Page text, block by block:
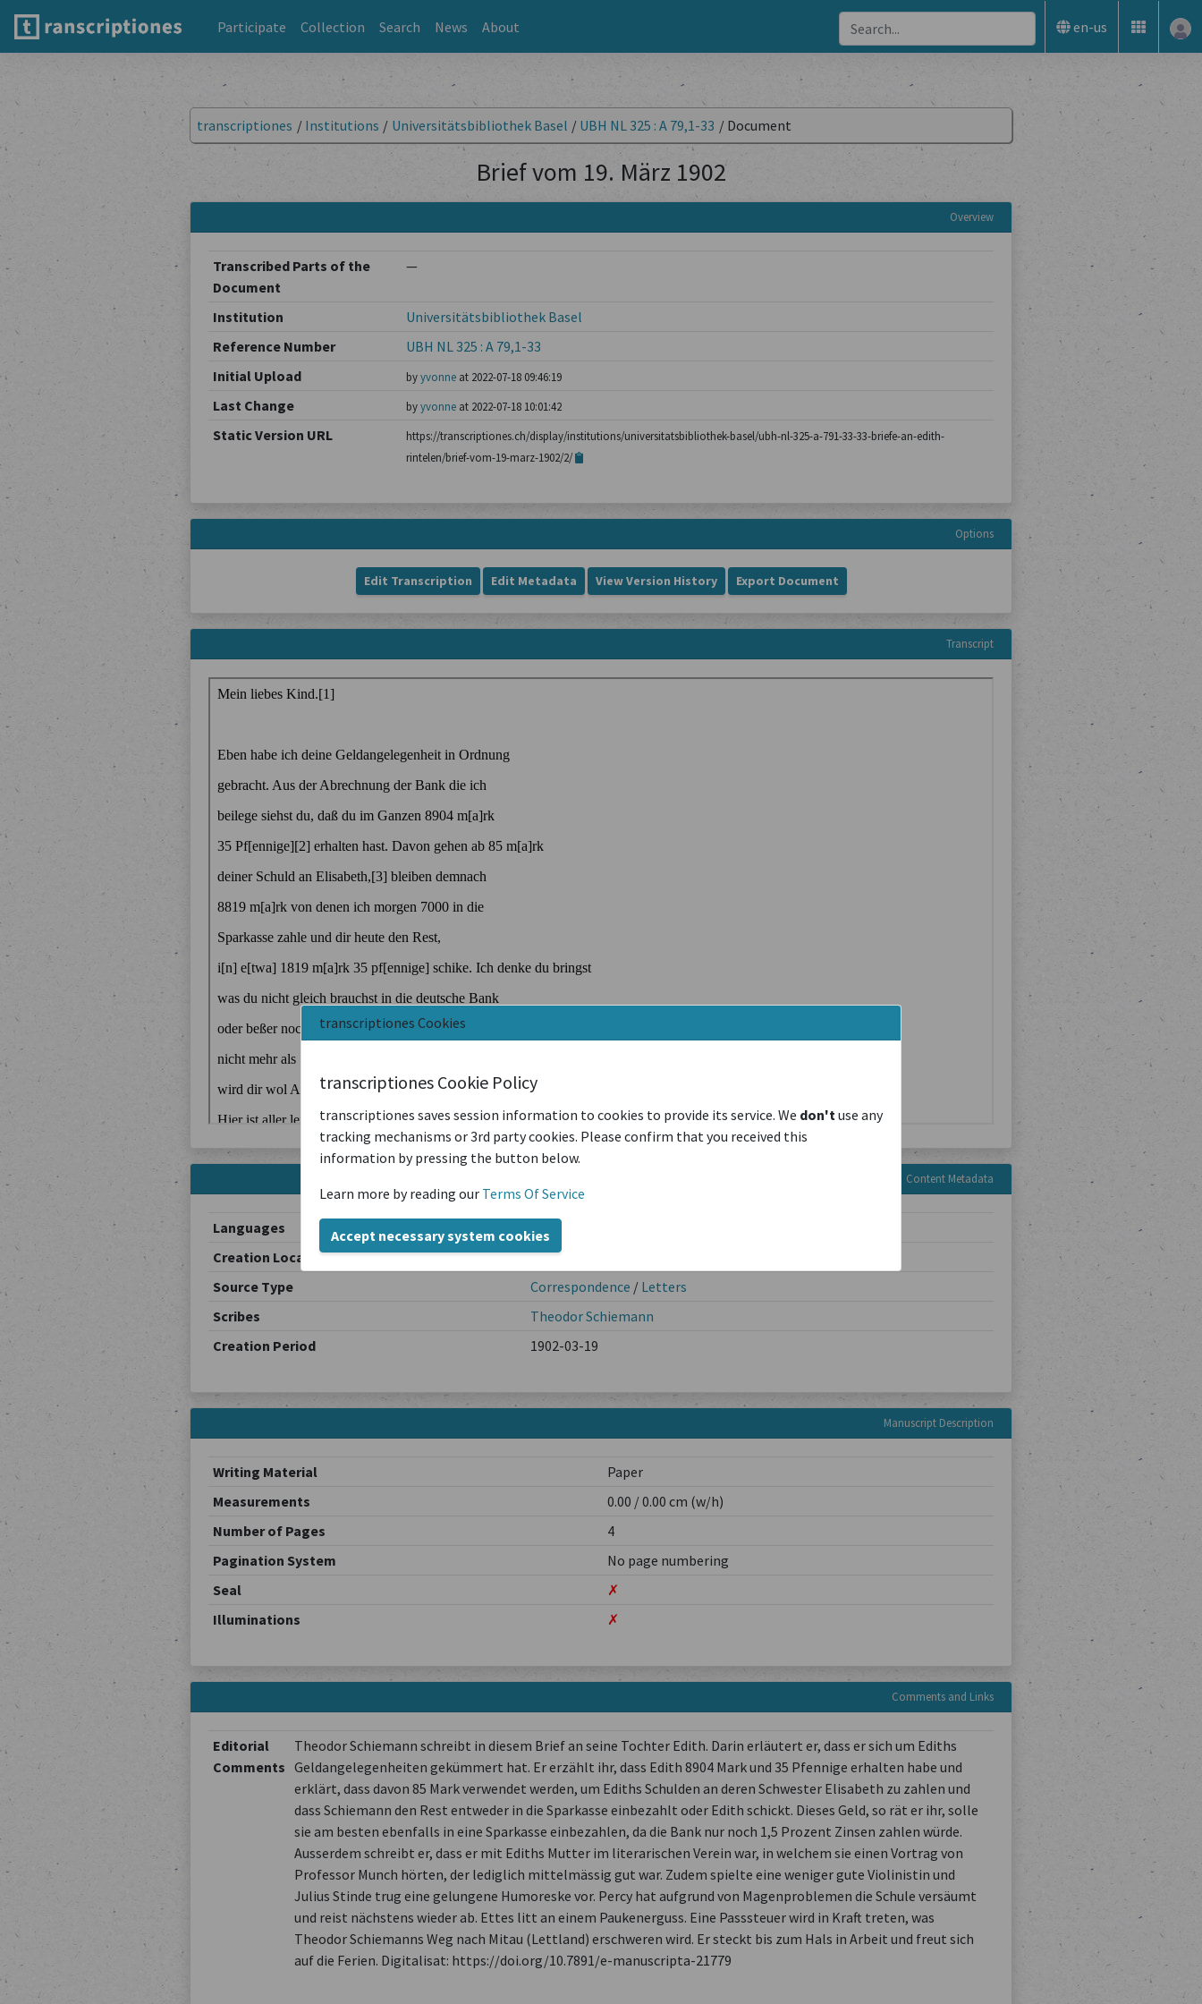
Participate Collection Search News About en-us
transcriptiones Cookies
transcriptiones Cookie Policy
transcriptiones saves session information to cookies to provide its service. We don't use any
tracking mechanisms or 3rd party cookies. Please confirm that you received this
information by pressing the button below.
Learn more by reading our Terms Of Service
Accept necessary system cookies
transcriptiones / Institutions / Universitätsbibliothek Basel / UBH NL 325 : A 79,1-33 / Document
Brief vom 19. März 1902
Overview
Transcribed Parts of the
Document
—
Institution
Universitätsbibliothek Basel
Reference Number
UBH NL 325 : A 79,1-33
Initial Upload
byyvonneat 2022-07-18 09:46:19
Last Change byyvonneat 2022-07-18 10:01:42
Static Version URL
https://transcriptiones.ch/display/institutions/universitatsbibliothek-basel/ubh-nl-325-a-791-33-33-briefe-an-edith-
rintelen/brief-vom-19-marz-1902/2/
Options
Edit Transcription Edit Metadata View Version History Export Document
Transcript
Content Metadata
Languages
Deutsch / allemand / tedesco
Creation Location
Berlin
Source Type
Correspondence / Letters
Scribes
Theodor Schiemann
Creation Period
1902-03-19
Manuscript Description
Writing Material
Paper
Measurements
0.00 / 0.00 cm (w/h)
Number of Pages
4
Pagination System
No page numbering
Seal
✗
Illuminations
✗
Comments and Links
Editorial
Comments
Theodor Schiemann schreibt in diesem Brief an seine Tochter Edith. Darin erläutert er, dass er sich um Ediths
Geldangelegenheiten gekümmert hat. Er erzählt ihr, dass Edith 8904 Mark und 35 Pfennige erhalten habe und
erklärt, dass davon 85 Mark verwendet werden, um Ediths Schulden an deren Schwester Elisabeth zu zahlen und
dass Schiemann den Rest entweder in die Sparkasse einbezahlt oder Edith schickt. Dieses Geld, so rät er ihr, solle
sie am besten ebenfalls in eine Sparkasse einbezahlen, da die Bank nur noch 1,5 Prozent Zinsen zahlen würde.
Ausserdem schreibt er, dass er mit Ediths Mutter im literarischen Verein war, in welchem sie einen Vortrag von
Professor Munch hörten, der lediglich mittelmässig gut war. Zudem spielte eine weniger gute Violinistin und
Julius Stinde trug eine gelungene Humoreske vor. Percy hat aufgrund von Magenproblemen die Schule versäumt
und reist nächstens wieder ab. Ettes litt an einem Paukenerguss. Eine Passsteuer wird in Kraft treten, was
Theodor Schiemanns Weg nach Mitau (Lettland) erschweren wird. Er steckt bis zum Hals in Arbeit und freut sich
auf die Ferien. Digitalisat: https://doi.org/10.7891/e-manuscripta-21779